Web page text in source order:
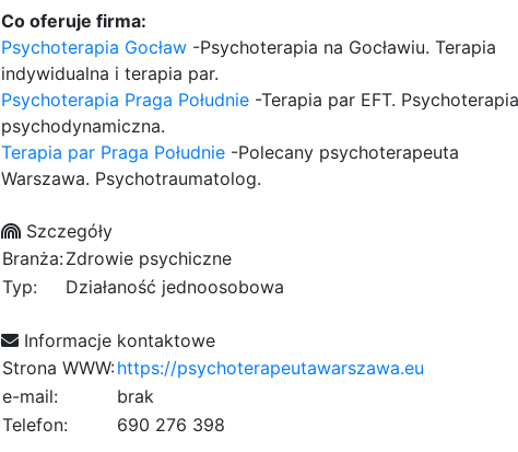
Co oferuje firma:
Psychoterapia Gocław -Psychoterapia na Gocławiu. Terapia
indywidualna i terapia par.
Psychoterapia Praga Południe -Terapia par EFT. Psychoterapia
psychodynamiczna.
Terapia par Praga Południe -Polecany psychoterapeuta
Warszawa. Psychotraumatolog.
Szczegóły
Branża:Zdrowie psychiczne
Typ:
Działaność jednoosobowa
Informacje kontaktowe
Strona WWW:https://psychoterapeutawarszawa.eu
e-mail:
brak
Telefon:
690 276 0398